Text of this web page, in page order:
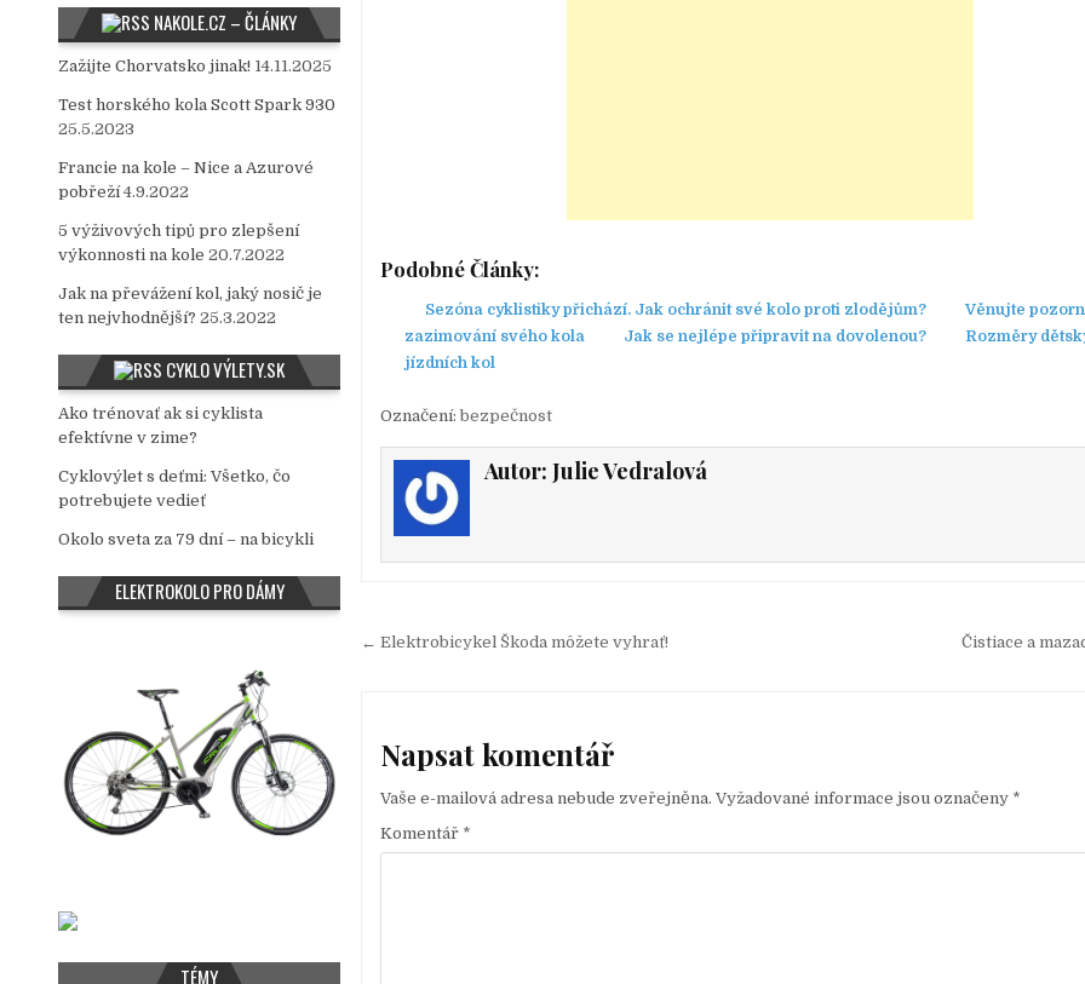
Podobné Články:
Sezóna cyklistiky přichází. Jak ochránit své kolo proti zlodějům?
Věnujte
zazimování svého kola
Jak se nejlépe připravit na dovolenou?
Rozměry
jízdních kol
Označení:bezpečnost
Autor: Julie Vedralová
g
← Elektrobicykel Škoda môžete vyhrať! Čistiace a
Napsat komentář
Vaše e-mailová adresa nebude zveřejněna. Vyžadované informace jsou označeny *
Komentář *
NAKOLE.CZ – ČLÁNKY
Zažijte Chorvatsko jinak! 14.11.2025
Test horského kola Scott Spark 930
25.5.2023
Francie na kole – Nice a Azurové
pobřeží 4.9.2022
5 výživových tipů pro zlepšení
výkonnosti na kole 20.7.2022
Jak na převážení kol, jaký nosič je
ten nejvhodnější? 25.3.2022
CYKLO VÝLETY.SK
Ako trénovať ak si cyklista
efektívne v zime?
Cyklovýlet s deťmi: Všetko, čo
potrebujete vedieť
Okolo sveta za 79 dní – na bicykli
ELEKTROKOLO PRO DÁMY
TÉMY